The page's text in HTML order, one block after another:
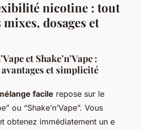
nicotine : tout
dosages et
et Shake’n’Vape :
et simplicité
facile repose sur le
ou “Shake’n’Vape”. Vous
obtenez immédiatement un e